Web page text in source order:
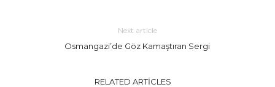
Next article
Osmangazi’de Göz Kamaştıran Sergi
RELATED ARTICLES